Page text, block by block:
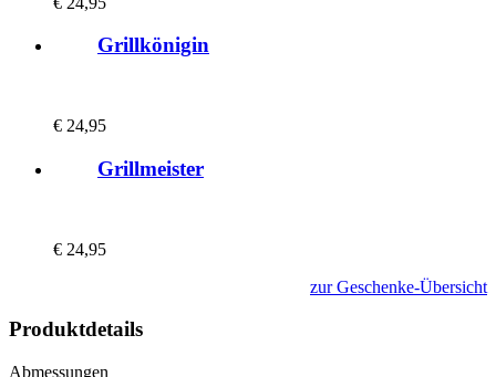
Grillkönigin
€ 24,95
Grillmeister
€ 24,95
zur Geschenke-Übersicht
Produktdetails
Abmessungen